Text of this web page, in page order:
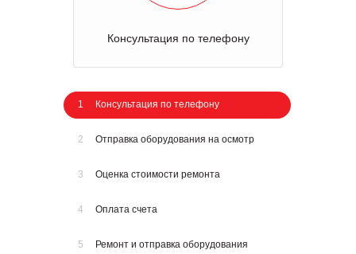
Консультация по телефону
1 Консультация по телефону
2 Отправка оборудования на осмотр
3 Оценка стоимости ремонта
4 Оплата счета
5 Ремонт и отправка оборудования